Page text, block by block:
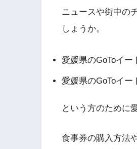
ニュースや街中の
しょうか。
愛媛県のGoToイー
愛媛県のGoToイー
という方のために
食事券の購入方法